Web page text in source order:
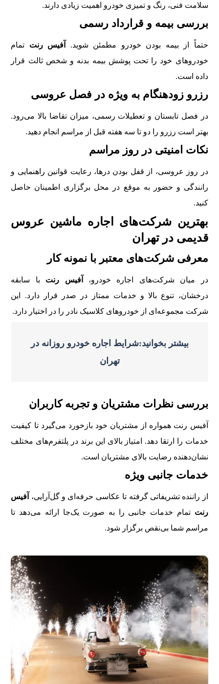
سلامت فنی، رنگ و تمیزی خودرو اهمیت زیادی دارند.
بررسی بیمه و قرارداد رسمی
حتماً از بیمه بودن خودرو مطمئن شوید. آفیس رنت تمام
خودروهای خود را تحت پوشش بیمه بدنه و شخص ثالث قرار
داده است.
رزرو زودهنگام به ویژه در فصل عروسی
در فصل تابستان و تعطیلات رسمی، میزان تقاضا بالا می‌رود.
بهتر است رزرو را دو تا سه هفته قبل از مراسم انجام دهید.
نکات امنیتی در روز مراسم
در روز عروسی، از قفل بودن درها، رعایت قوانین راهنمایی و
رانندگی و حضور به موقع در محل برگزاری اطمینان حاصل
کنید.
بهترین شرکت‌های اجاره ماشین عروس
قدیمی در تهران
معرفی شرکت‌های معتبر با نمونه کار
در میان شرکت‌های اجاره خودرو، آفیس رنت با سابقه
درخشان، تنوع بالا و خدمات ممتاز در صدر قرار دارد. این
شرکت مجموعه‌ای از خودروهای کلاسیک نادر را در اختیار دارد.
بیشتر بخوانید:شرایط اجاره خودرو روزانه در
تهران
بررسی نظرات مشتریان و تجربه کاربران
آفیس رنت همواره از مشتریان خود بازخورد می‌گیرد تا کیفیت
خدمات را ارتقا دهد. امتیاز بالای این برند در پلتفرم‌های مختلف
نشان‌دهنده رضایت بالای مشتریان است.
خدمات جانبی ویژه
از راننده تشریفاتی گرفته تا عکاسی حرفه‌ای و گل‌آرایی، آفیس
رنت تمام خدمات جانبی را به صورت یک‌جا ارائه می‌دهد تا
مراسم شما بی‌نقص برگزار شود.